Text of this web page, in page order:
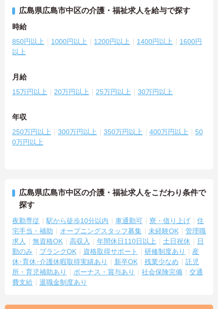
広島県広島市中区の介護・福祉求人を給与で探す
時給
850円以上 1000円以上 1200円以上 1400円以上
1600円
以上
月給
15万円以上 20万円以上 25万円以上 30万円以上
年収
250万円以上 300万円以上 350万円以上 400万円以上
50
0万円以上
広島県広島市中区の介護・福祉求人をこだわり条件で
探す
夜勤専従 駅から徒歩10分以内 車通勤可 寮・借り上げ
住
宅手当・補助
オープニングスタッフ募集 未経験OK
管理職
求人
無資格OK 高収入 年間休日110日以上 土日祝休
日
勤のみ
ブランクOK 資格取得サポート 研修制度あり
産
休･育休･介護休暇取得実績あり
新卒OK 残業少なめ
託児
所・育児補助あり
ボーナス・賞与あり 社会保険完備
交通
費支給
退職金制度あり